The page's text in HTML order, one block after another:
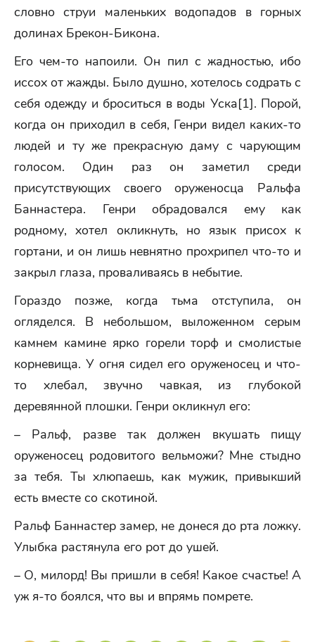
словно струи маленьких водопадов в горных
долинах Брекон-Бикона.
Его чем-то напоили. Он пил с жадностью, ибо
иссох от жажды. Было душно, хотелось содрать с
себя одежду и броситься в воды Уска[1]. Порой,
когда он приходил в себя, Генри видел каких-то
людей и ту же прекрасную даму с чарующим
голосом. Один раз он заметил среди
присутствующих своего оруженосца Ральфа
Баннастера. Генри обрадовался ему как
родному, хотел окликнуть, но язык присох к
гортани, и он лишь невнятно прохрипел что-то и
закрыл глаза, проваливаясь в небытие.
Гораздо позже, когда тьма отступила, он
огляделся. В небольшом, выложенном серым
камнем камине ярко горели торф и смолистые
корневища. У огня сидел его оруженосец и что-
то хлебал, звучно чавкая, из глубокой
деревянной плошки. Генри окликнул его:
– Ральф, разве так должен вкушать пищу
оруженосец родовитого вельможи? Мне стыдно
за тебя. Ты хлюпаешь, как мужик, привыкший
есть вместе со скотиной.
Ральф Баннастер замер, не донеся до рта ложку.
Улыбка растянула его рот до ушей.
– О, милорд! Вы пришли в себя! Какое счастье! А
уж я-то боялся, что вы и впрямь помрете.